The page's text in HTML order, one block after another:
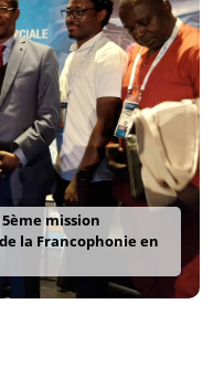
mission
la Francophonie en